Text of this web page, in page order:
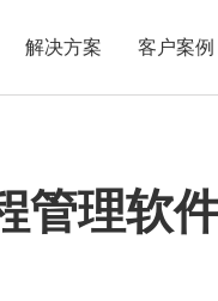
解决方案 客户案例
管理软